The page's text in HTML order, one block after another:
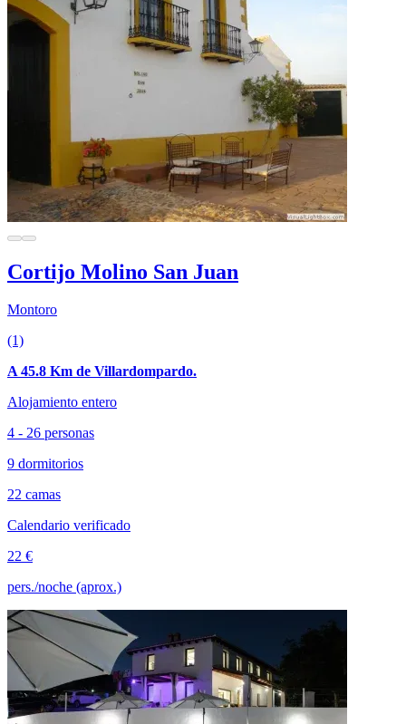
Cortijo Molino San Juan
Montoro
(1)
A 45.8 Km de Villardompardo.
Alojamiento entero
4 - 26 personas
9 dormitorios
22 camas
Calendario verificado
22 €
pers./noche (aprox.)